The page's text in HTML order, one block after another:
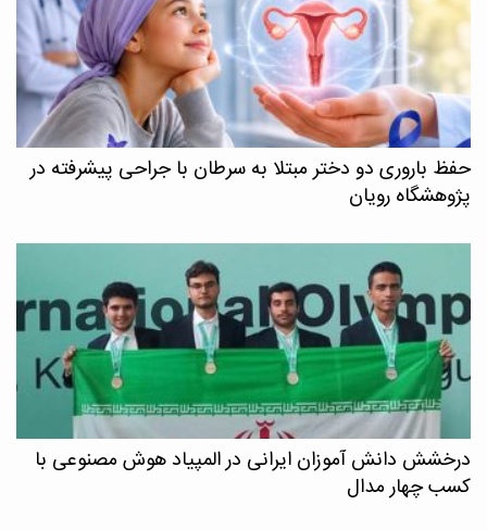
حفظ باروری دو دختر مبتلا به سرطان با جراحی پیشرفته در
پژوهشگاه رویان
درخشش دانش آموزان ایرانی در المپیاد هوش مصنوعی با
کسب چهار مدال